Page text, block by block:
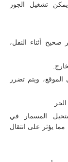
تشغيل الجوز
صحيح أثناء النقل،
ويتم تضرر
المسمار في
يؤثر على انتقال